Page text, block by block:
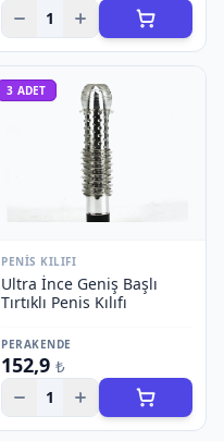
1
3 ADET
PENIS KILIFI
Ultra İnce Geniş Başlı
Tırtıklı Penis Kılıfı
PERAKENDE
152,9 ₺
1